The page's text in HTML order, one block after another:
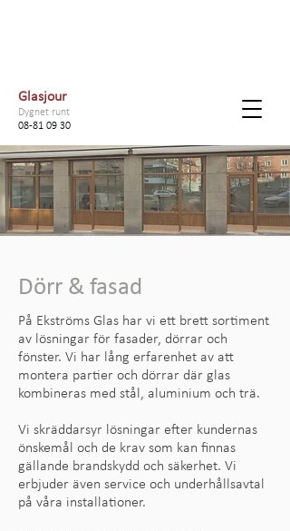
Glasjour
Dygnet runt
08-81 09 30
Dörr & fasad
På Ekströms Glas har vi ett brett sortiment
av lösningar för fasader, dörrar och
fönster. Vi har lång erfarenhet av att
montera partier och dörrar där glas
kombineras med stål, aluminium och trä.
Vi skräddarsyr lösningar efter kundernas
önskemål och de krav som kan finnas
gällande brandskydd och säkerhet. Vi
erbjuder även service och underhållsavtal
på våra installationer.